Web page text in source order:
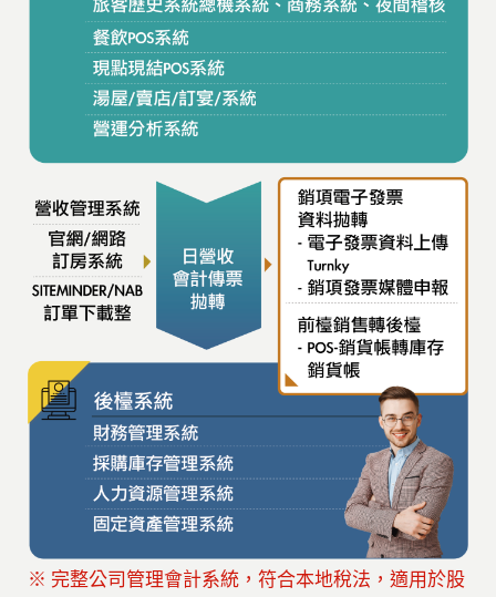
※ 完整公司管理會計系統，符合本地稅法，適用於股